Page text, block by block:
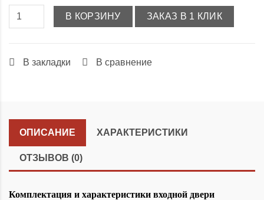
В КОРЗИНУ ЗАКАЗ В 1 КЛИК
В закладки В сравнение
ОПИСАНИЕ ХАРАКТЕРИСТИКИ
ОТЗЫВОВ (0)
Комплектация и характеристики входной двери